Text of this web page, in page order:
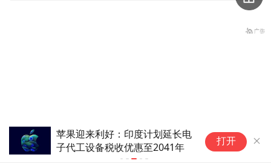
外媒：一悬挂印度旗帜的货船在
红海遭袭后沉没，印度强烈谴责
打开